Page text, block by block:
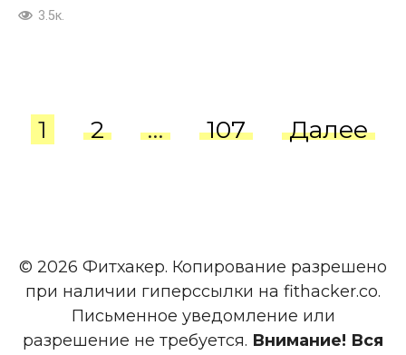
3.5к.
Пагинация
записей
1 2 … 107 Далее
© 2026 Фитхакер. Копирование разрешено
при наличии гиперссылки на fithacker.co.
Письменное уведомление или
разрешение не требуется. Внимание! Вся